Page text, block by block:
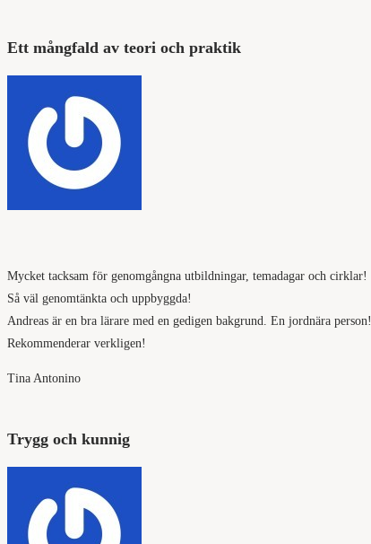
Ett mångfald av teori och praktik
Mycket tacksam för genomgångna utbildningar, temadagar och cirklar!
Så väl genomtänkta och uppbyggda!
Andreas är en bra lärare med en gedigen bakgrund. En jordnära person!
Rekommenderar verkligen!
Tina Antonino
Trygg och kunnig